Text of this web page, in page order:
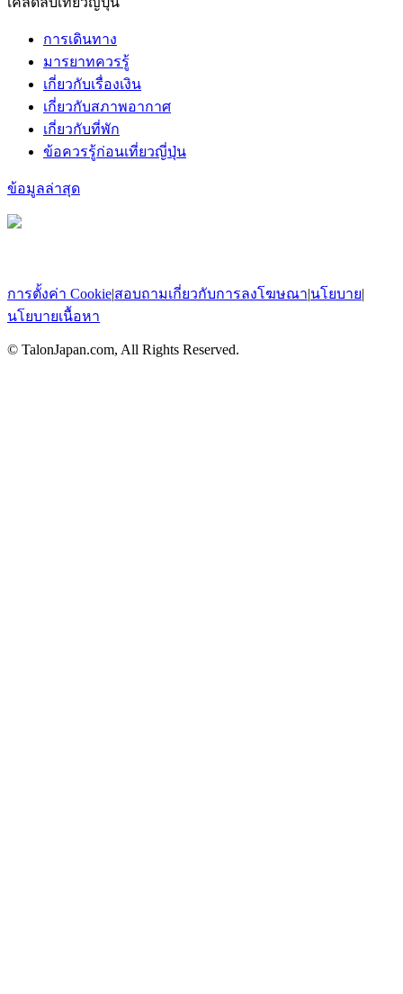
การเดินทาง
มารยาทควรรู้
เกี่ยวกับเรื่องเงิน
เกี่ยวกับสภาพอากาศ
เกี่ยวกับที่พัก
ข้อควรรู้ก่อนเที่ยวญี่ปุ่น
ข้อมูลล่าสุด
การตั้งค่า Cookie|สอบถามเกี่ยวกับการลงโฆษณา|นโยบาย|
นโยบายเนื้อหา
© TalonJapan.com, All Rights Reserved.